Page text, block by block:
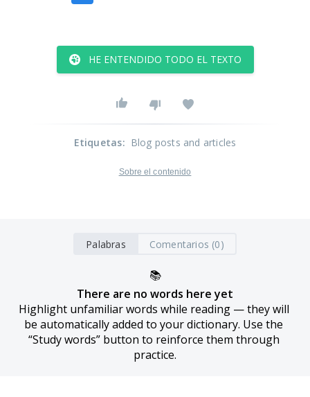
HE ENTENDIDO TODO EL TEXTO
Etiquetas: Blog posts and articles
Sobre el contenido
Palabras Comentarios (0)
📚
There are no words here yet
Highlight unfamiliar words while reading — they will
be automatically added to your dictionary. Use the
“Study words” button to reinforce them through
practice.